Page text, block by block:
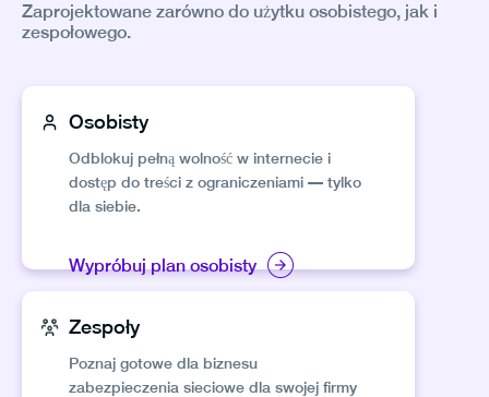
Zaprojektowane zarówno do użytku osobistego, jak i
zespołowego.
Osobisty
Odblokuj pełną wolność w internecie i
dostęp do treści z ograniczeniami — tylko
dla siebie.
Wypróbuj plan osobisty
Zespoły
Poznaj gotowe dla biznesu
zabezpieczenia sieciowe dla swojej firmy